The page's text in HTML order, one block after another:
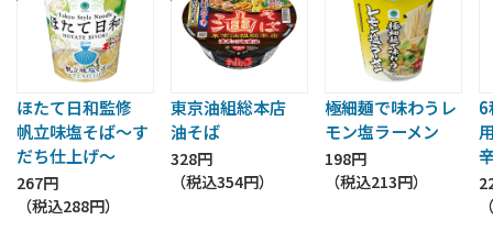
ほたて日和監修
帆立味塩そば～す
だち仕上げ～
267円
（税込288円）
東京油組総本店
油そば
328円
（税込354円）
極細麺で味わうレ
モン塩ラーメン
198円
（税込213円）
6